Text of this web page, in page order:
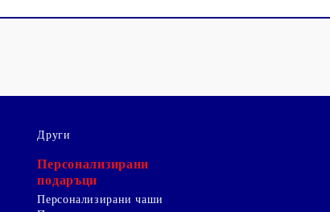
Други
Персонализирани
подаръци
Персонализирани чаши